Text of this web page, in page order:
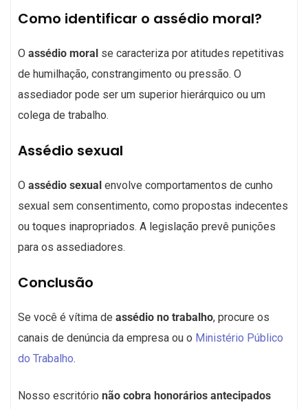
Como identificar o assédio moral?
O assédio moral se caracteriza por atitudes repetitivas
de humilhação, constrangimento ou pressão. O
assediador pode ser um superior hierárquico ou um
colega de trabalho.
Assédio sexual
O assédio sexual envolve comportamentos de cunho
sexual sem consentimento, como propostas indecentes
ou toques inapropriados. A legislação prevê punições
para os assediadores.
Conclusão
Se você é vítima de assédio no trabalho, procure os
canais de denúncia da empresa ou o Ministério Público
do Trabalho.
Nosso escritório não cobra honorários antecipados